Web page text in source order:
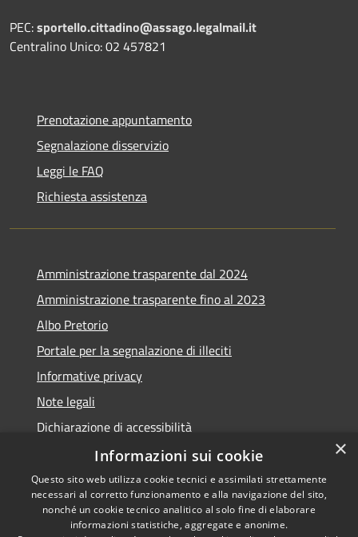
PEC:sportello.cittadino@assago.legalmail.it
Centralino Unico: 02 457821
Prenotazione appuntamento
Segnalazione disservizio
Leggi le FAQ
Richiesta assistenza
Amministrazione trasparente dal 2024
Amministrazione trasparente fino al 2023
Albo Pretorio
Portale per la segnalazione di illeciti
Informative privacy
Note legali
Dichiarazione di accessibilità
Segnalazioni di inaccessibilità
RSS Copyright © 2026 • Comune di
×
Informazioni sui cookie
Questo sito web utilizza cookie tecnici e assimilati strettamente
necessari al corretto funzionamento e alla navigazione del sito,
nonché un cookie tecnico analitico al solo fine di elaborare
informazioni statistiche, aggregate e anonime.